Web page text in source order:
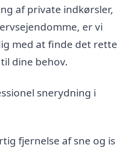
af private indkørsler,
er vi
med at finde det rette
dine behov.
snerydning i
fjernelse af sne og is